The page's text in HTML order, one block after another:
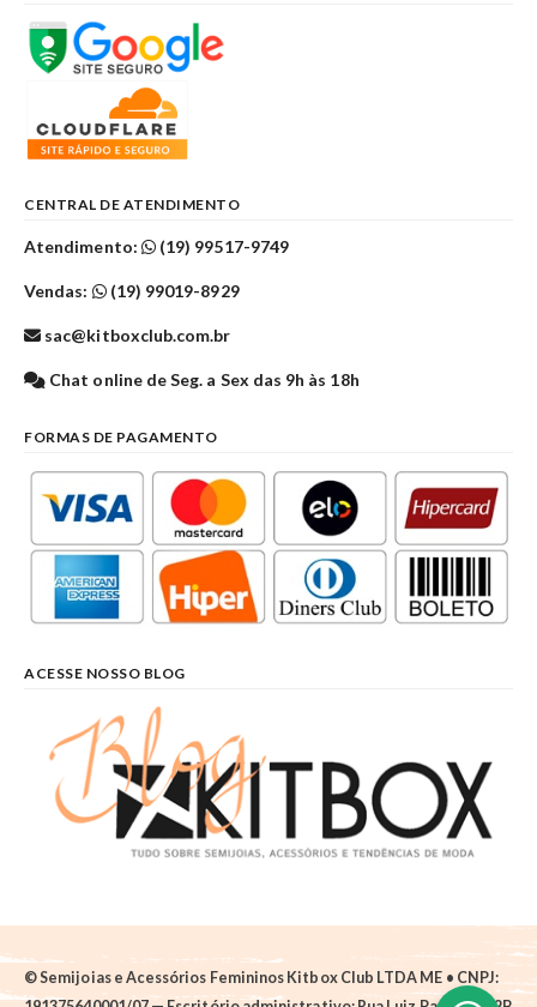
CENTRAL DE ATENDIMENTO
Atendimento: (19) 99517-9749
Vendas: (19) 99019-8929
sac@kitboxclub.com.br
Chat online de Seg. a Sex das 9h às 18h
FORMAS DE PAGAMENTO
ACESSE NOSSO BLOG
© Semijoias e Acessórios Femininos Kitbox Club LTDA ME • CNPJ: